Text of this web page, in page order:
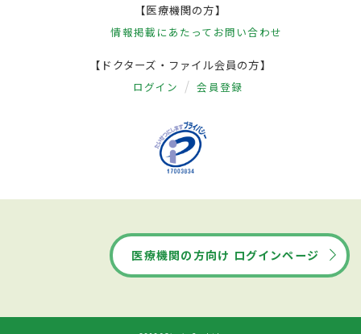
【医療機関の方】
情報掲載にあたって お問い合わせ
【ドクターズ・ファイル会員の方】
ログイン 会員登録
医療機関の方向け ログインページ